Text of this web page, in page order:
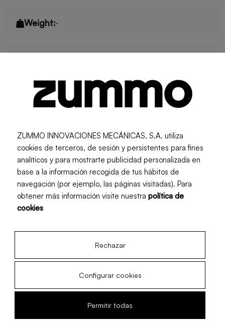
Weight:-
Newsletter
Subscribe and receive monthly updates
and conditions
I wish to receive news from Zummo.
ZUMMO INNOVACIONES MECÁNICAS, S.A. utiliza
cookies de terceros, de sesión y persistentes para fines
analíticos y para mostrarte publicidad personalizada en
base a la información recogida de tus hábitos de
navegación (por ejemplo, las páginas visitadas). Para
obtener más información visite nuestra política de
cookies
Rechazar
Configurar cookies
Permitir todas